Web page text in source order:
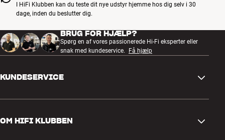
I HiFi Klubben kan du teste dit nye udstyr hjemme hos dig selv i 30
dage, inden du beslutter dig.
BRUG FOR HJÆLP?
Spørg en af vores passionerede Hi-Fi eksperter eller
snak med kundeservice.
Få hjælp
KUNDESERVICE
Spørgsmål og svar
OM HIFI KLUBBEN